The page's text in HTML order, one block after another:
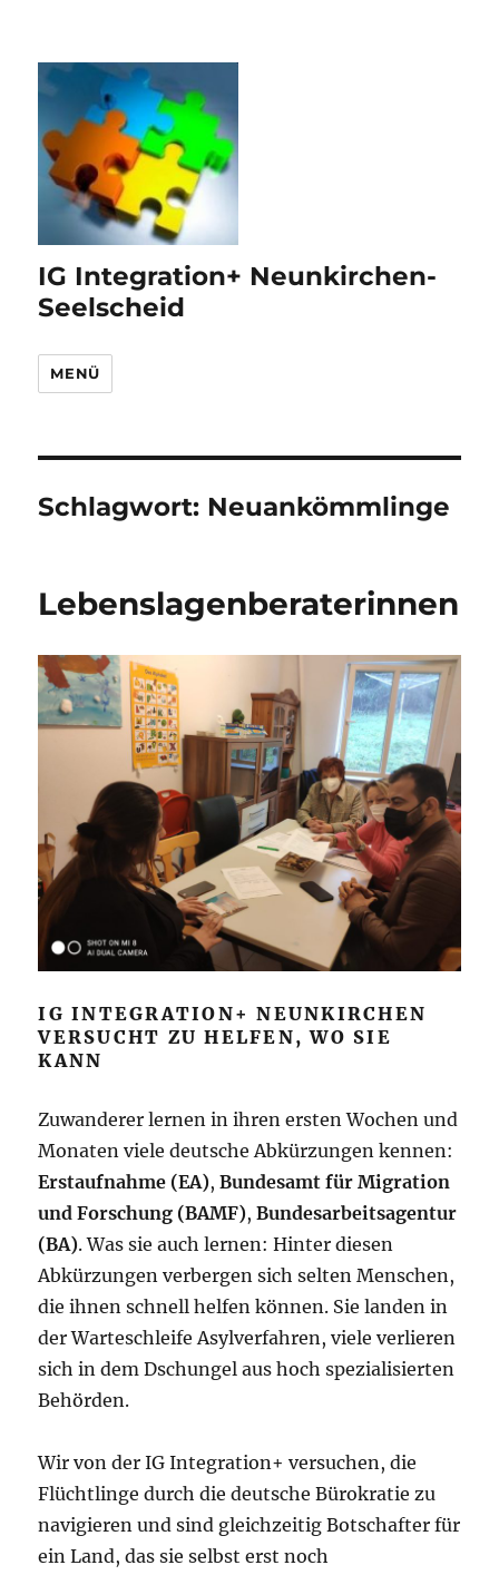
IG Integration+ Neunkirchen-
Seelscheid
MENÜ
Schlagwort: Neuankömmlinge
Lebenslagenberaterinnen
IG INTEGRATION+ NEUNKIRCHEN
VERSUCHT ZU HELFEN, WO SIE
KANN
Zuwanderer lernen in ihren ersten Wochen und
Monaten viele deutsche Abkürzungen kennen:
Erstaufnahme (EA),Bundesamt für Migration
und Forschung (BAMF),Bundesarbeitsagentur
(BA). Was sie auch lernen: Hinter diesen
Abkürzungen verbergen sich selten Menschen,
die ihnen schnell helfen können. Sie landen in
der Warteschleife Asylverfahren, viele verlieren
sich in dem Dschungel aus hoch spezialisierten
Behörden.
Wir von der IG Integration+ versuchen, die
Flüchtlinge durch die deutsche Bürokratie zu
navigieren und sind gleichzeitig Botschafter für
ein Land, das sie selbst erst noch